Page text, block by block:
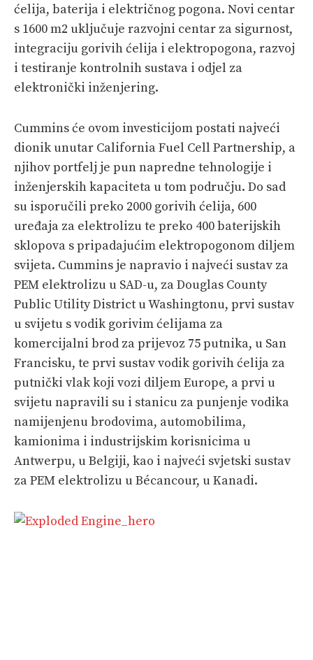
ćelija, baterija i električnog pogona. Novi centar
s 1600 m2 uključuje razvojni centar za sigurnost,
integraciju gorivih ćelija i elektropogona, razvoj
i testiranje kontrolnih sustava i odjel za
elektronički inženjering.
Cummins će ovom investicijom postati najveći
dionik unutar California Fuel Cell Partnership, a
njihov portfelj je pun napredne tehnologije i
inženjerskih kapaciteta u tom području. Do sad
su isporučili preko 2000 gorivih ćelija, 600
uređaja za elektrolizu te preko 400 baterijskih
sklopova s pripadajućim elektropogonom diljem
svijeta. Cummins je napravio i najveći sustav za
PEM elektrolizu u SAD-u, za Douglas County
Public Utility District u Washingtonu, prvi sustav
u svijetu s vodik gorivim ćelijama za
komercijalni brod za prijevoz 75 putnika, u San
Francisku, te prvi sustav vodik gorivih ćelija za
putnički vlak koji vozi diljem Europe, a prvi u
svijetu napravili su i stanicu za punjenje vodika
namijenjenu brodovima, automobilima,
kamionima i industrijskim korisnicima u
Antwerpu, u Belgiji, kao i najveći svjetski sustav
za PEM elektrolizu u Bécancour, u Kanadi.